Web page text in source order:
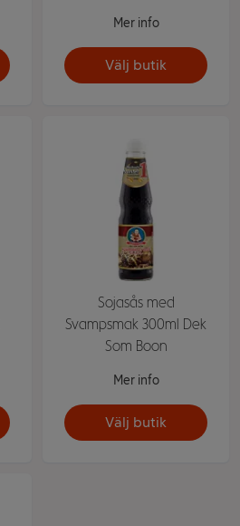
Mer info
Välj butik
Sojasås med
Svampsmak 300ml Dek
Som Boon
Mer info
Välj butik